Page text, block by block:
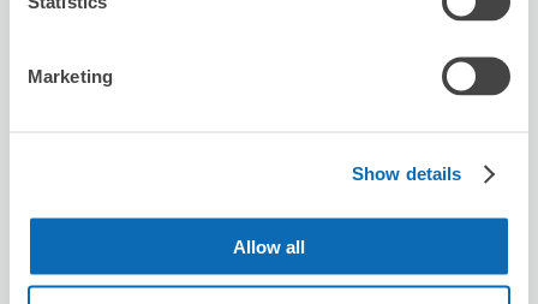
Marketing
Show details
Allow all
行李箱尺寸
預約此店舖